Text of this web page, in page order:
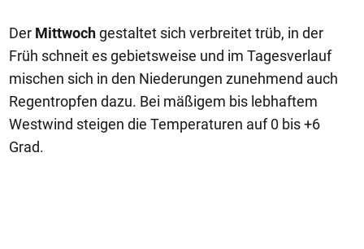
Der Mittwochgestaltet sich verbreitet trüb, in der
Früh schneit es gebietsweise und im Tagesverlauf
mischen sich in den Niederungen zunehmend auch
Regentropfen dazu. Bei mäßigem bis lebhaftem
Westwind steigen die Temperaturen auf 0 bis +6
Grad.